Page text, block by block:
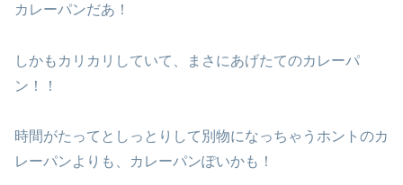
カレーパンだあ！
しかもカリカリしていて、まさにあげたてのカレーパ
ン！！
時間がたってとしっとりして別物になっちゃうホントのカ
レーパンよりも、カレーパンぽいかも！